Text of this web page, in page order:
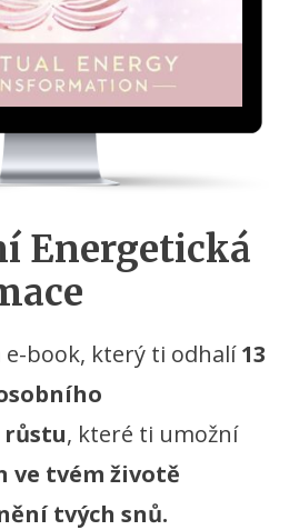
Energetická
e-book, který ti odhalí13
, které ti umožní
ve tvém životě
tvých snů.